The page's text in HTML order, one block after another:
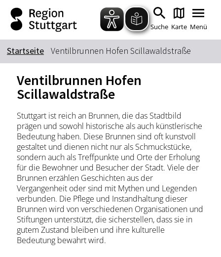
Zum Hauptinhalt springen
Zur Suche springen
Zur Hauptnavigation
Zum Footer springen
Suche Karte Menü
Suchbegriff
Stadtführungen
Tickets
Citytour
Übernachtung
Erlebnisse
Essen & Trinken
Wein
Automobil
Kultur
Feste & Highlights
Startseite Ventilbrunnen Hofen Scillawaldstraße
Ventilbrunnen Hofen
Scillawaldstraße
Stuttgart ist reich an Brunnen, die das Stadtbild
prägen und sowohl historische als auch künstlerische
Bedeutung haben. Diese Brunnen sind oft kunstvoll
gestaltet und dienen nicht nur als Schmuckstücke,
sondern auch als Treffpunkte und Orte der Erholung
für die Bewohner und Besucher der Stadt. Viele der
Brunnen erzählen Geschichten aus der
Vergangenheit oder sind mit Mythen und Legenden
verbunden. Die Pflege und Instandhaltung dieser
Brunnen wird von verschiedenen Organisationen und
Stiftungen unterstützt, die sicherstellen, dass sie in
gutem Zustand bleiben und ihre kulturelle
Bedeutung bewahrt wird.